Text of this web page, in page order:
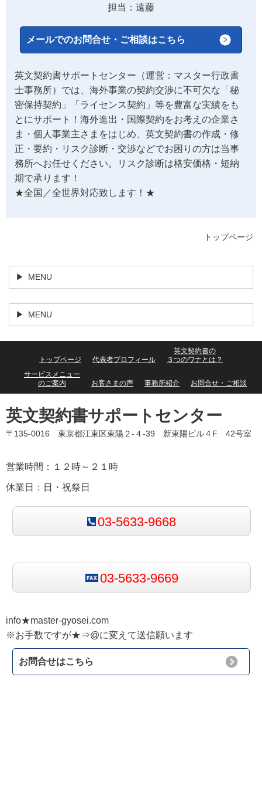
担当：遠藤
メールでのお問合せ・ご相談はこちら
英文契約書サポートセンター（運営：マスター行政書
士事務所）では、海外事業の契約交渉に不可欠な「秘
密保持契約」「ライセンス契約」等を豊富な実績をも
とにサポート！海外進出・国際契約をお考えの企業さ
ま・個人事業主さまをはじめ、英文契約書の作成・修
正・要約・リスク診断・交渉などでお困りの方は当事
務所へお任せください。リスク診断は格安価格・短納
期で承ります！
★全国／全世界対応致します！★
トップページ
MENU
MENU
トップページ 代表者プロフィール
英文契約書の
３つのワナとは？
サービスメニュー
のご案内
お客さまの声 事務所紹介 お問合せ・ご相談
英文契約書サポートセンター
〒135-0016 東京都江東区東陽２-４-39 新東陽ビル４F 42号室
営業時間：１２時～２１時
休業日：日・祝祭日
03-5633-9668
03-5633-9669
info★master-gyosei.com
※お手数ですが★⇒@に変えて送信願います
お問合せはこちら